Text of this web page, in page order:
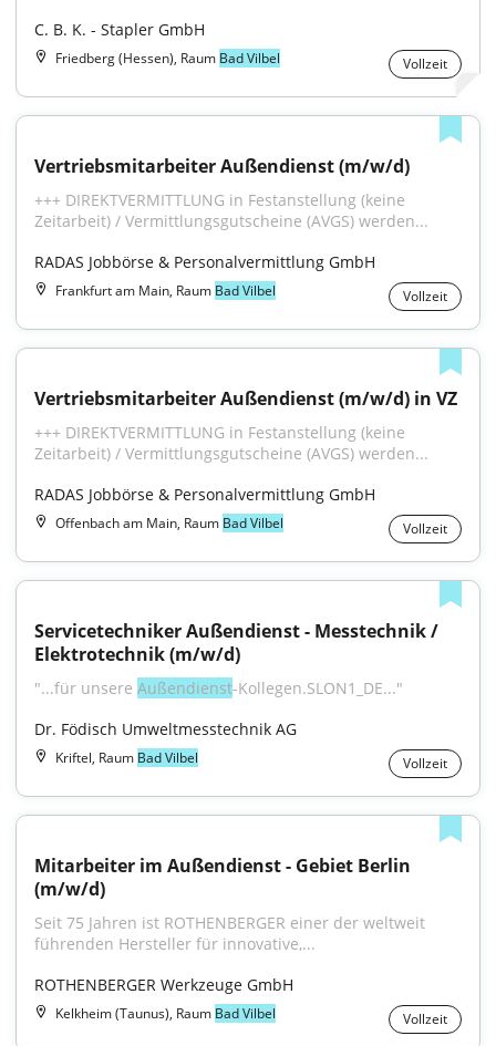
C. B. K. - Stapler GmbH
Friedberg (Hessen), Raum Bad Vilbel Vollzeit
Vertriebsmitarbeiter Außendienst (m/w/d)
+++ DIREKTVERMITTLUNG in Festanstellung (keine
Zeitarbeit) / Vermittlungsgutscheine (AVGS) werden...
RADAS Jobbörse & Personalvermittlung GmbH
Frankfurt am Main, Raum Bad Vilbel Vollzeit
Vertriebsmitarbeiter Außendienst (m/w/d) in VZ
+++ DIREKTVERMITTLUNG in Festanstellung (keine
Zeitarbeit) / Vermittlungsgutscheine (AVGS) werden...
RADAS Jobbörse & Personalvermittlung GmbH
Offenbach am Main, Raum Bad Vilbel Vollzeit
Servicetechniker Außendienst - Messtechnik /
Elektrotechnik (m/w/d)
"...für unsere Außendienst-Kollegen.SLON1_DE..."
Dr. Födisch Umweltmesstechnik AG
Kriftel, Raum Bad Vilbel Vollzeit
Mitarbeiter im Außendienst - Gebiet Berlin
(m/w/d)
Seit 75 Jahren ist ROTHENBERGER einer der weltweit
führenden Hersteller für innovative,...
ROTHENBERGER Werkzeuge GmbH
Kelkheim (Taunus), Raum Bad Vilbel Vollzeit